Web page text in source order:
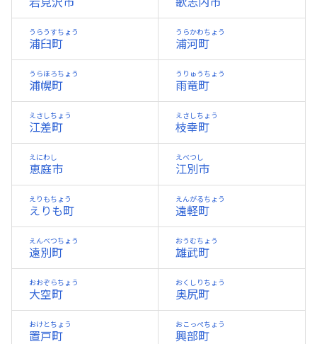
浦臼町
うらうすちょう
浦河町
うらかわちょう
浦幌町
うらほろちょう
雨竜町
うりゅうちょう
江差町
えさしちょう
枝幸町
えさしちょう
恵庭市
えにわし
江別市
えべつし
えりも町
えりもちょう
遠軽町
えんがるちょう
遠別町
えんべつちょう
雄武町
おうむちょう
大空町
おおぞらちょう
奥尻町
おくしりちょう
置戸町
おけとちょう
興部町
おこっぺちょう